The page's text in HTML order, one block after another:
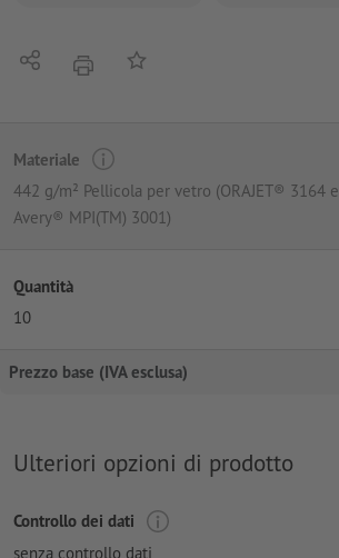
Condividistamparealla lista preferiti
Materiale
442 g/m² Pellicola per vetro (ORAJET® 3164 e
Avery® MPI(TM) 3001)
Quantità
10
Prezzo base (IVA esclusa)
Ulteriori opzioni di prodotto
Controllo dei dati
senza controllo dati